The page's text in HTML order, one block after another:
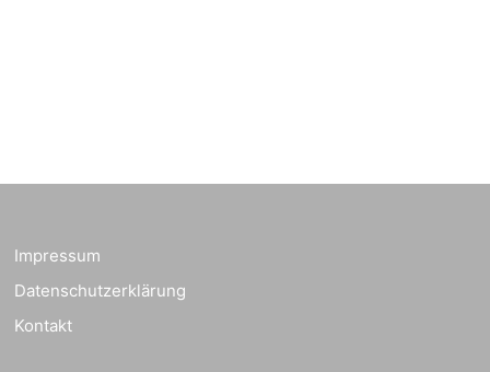
Impressum
Datenschutzerklärung
Kontakt